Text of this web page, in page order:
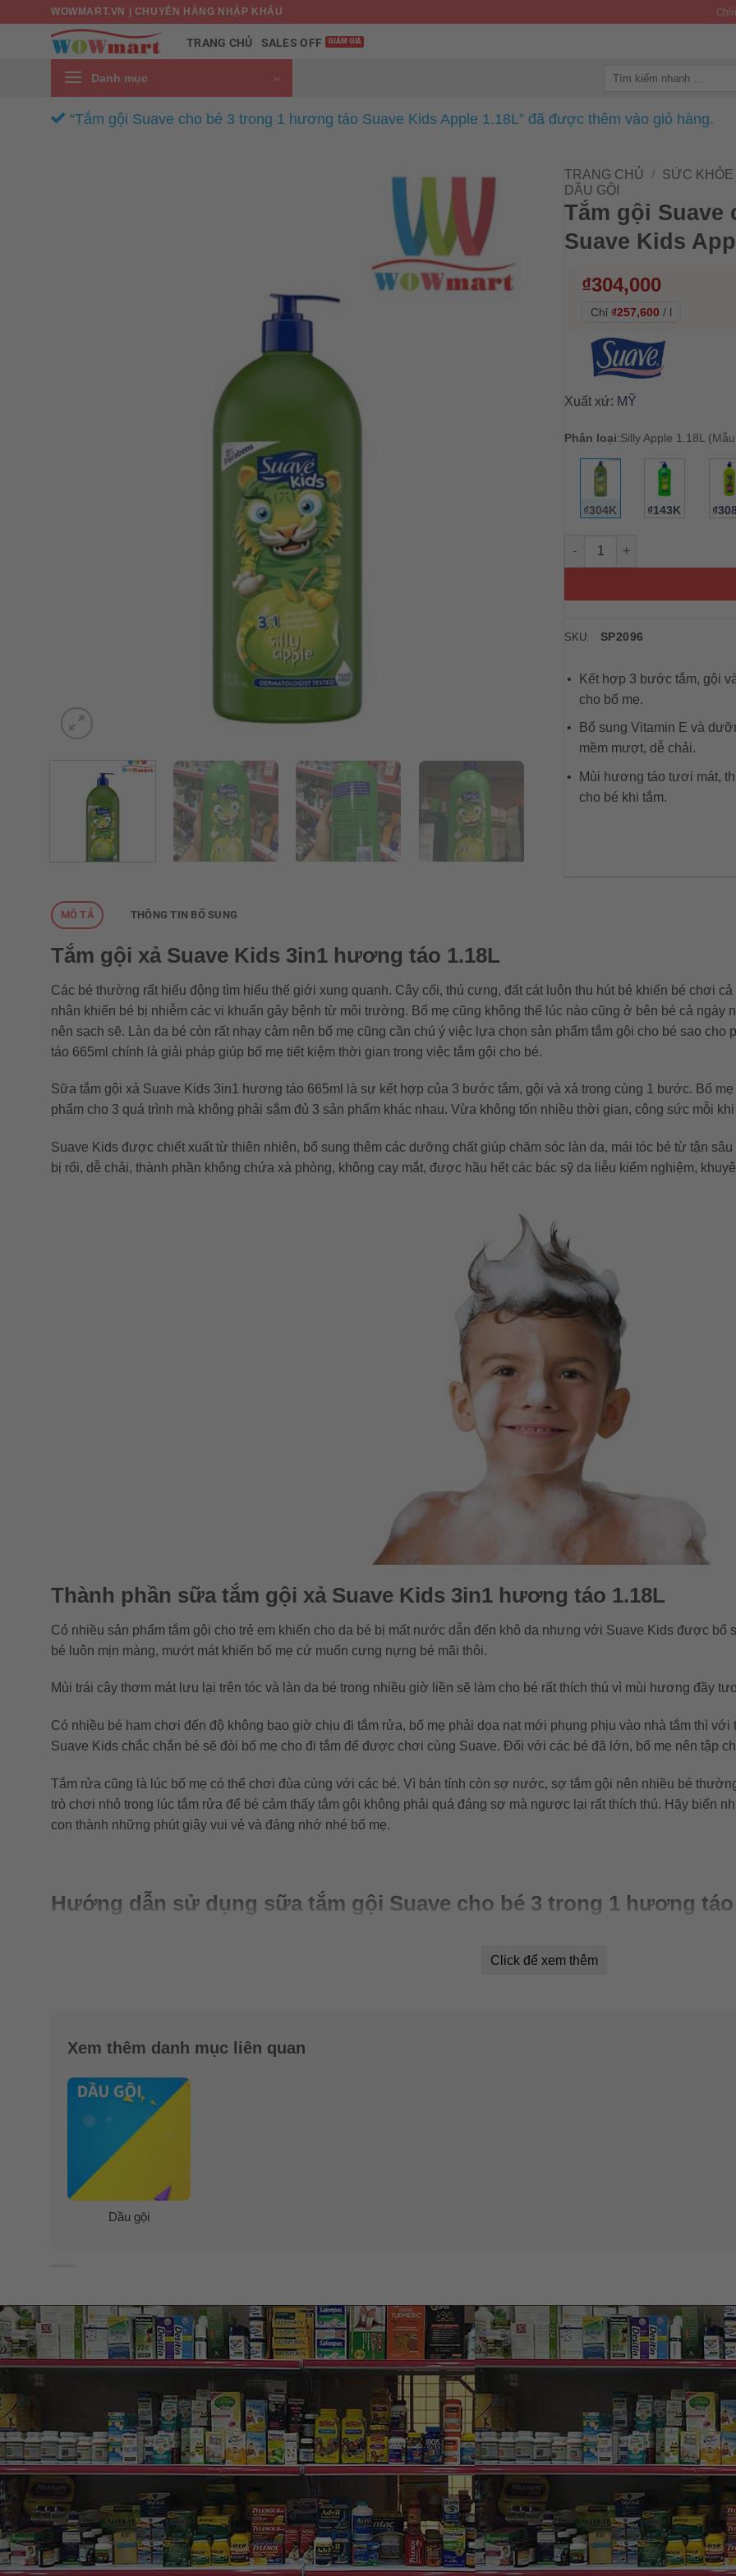
WOWMART.VN | CHUYÊN HÀNG NHẬP KHẨU
TRANG CHỦ SALES OFF
Danh mục
“Tắm gội Suave cho bé 3 trong 1 hương táo Suave Kids Apple 1.18L” đã được thêm vào giỏ hàng.
TRANG CHỦ / SỨC
DẦU GỘI
Tắm gội Suave
Suave Kids
₫304,000
Chỉ ₫257,600 / l
Xuất xứ: MỸ
Phân loại:Silly Apple 1.18L
₫304K ₫143K
Tắm gội Suave cho bé 3
SKU: SP2096
Kết hợp 3 bước tắm, gội
cho bố mẹ.
Bổ sung Vitamin E và
mềm mượt, dễ chải.
Mùi hương táo tươi mát,
cho bé khi tắm.
MÔ TẢ THÔNG TIN BỔ SUNG
Tắm gội xả Suave Kids 3in1 hương táo 1.18L
Các bé thường rất hiếu động tìm hiểu thế giới xung quanh. Cây cối, thú cưng, đất cát luôn thu hút bé khiến bé chơi
nhân khiến bé bị nhiễm các vi khuẩn gây bệnh từ môi trường. Bố mẹ cũng không thể lúc nào cũng ở bên bé cả ngày
nên sạch sẽ. Làn da bé còn rất nhạy cảm nên bố mẹ cũng cần chú ý việc lựa chọn sản phẩm tắm gội cho bé sao
táo 665ml chính là giải pháp giúp bố mẹ tiết kiệm thời gian trong việc tắm gội cho bé.
Sữa tắm gội xả Suave Kids 3in1 hương táo 665ml là sự kết hợp của 3 bước tắm, gội và xả trong cùng 1 bước. Bố
phẩm cho 3 quá trình mà không phải sắm đủ 3 sản phẩm khác nhau. Vừa không tốn nhiều thời gian, công sức mỗi khi
Suave Kids được chiết xuất từ thiên nhiên, bổ sung thêm các dưỡng chất giúp chăm sóc làn da, mái tóc bé từ tận sâu
bị rối, dễ chải, thành phần không chứa xà phòng, không cay mắt, được hầu hết các bác sỹ da liễu kiểm nghiệm,
Thành phần sữa tắm gội xả Suave Kids 3in1 hương táo 1.18L
Có nhiều sản phẩm tắm gội cho trẻ em khiến cho da bé bị mất nước dẫn đến khô da nhưng với Suave Kids được bổ
bé luôn mịn màng, mướt mát khiến bố mẹ cứ muốn cưng nựng bé mãi thôi.
Mùi trái cây thơm mát lưu lại trên tóc và làn da bé trong nhiều giờ liền sẽ làm cho bé rất thích thú vì mùi hương đầy
Có nhiều bé ham chơi đến độ không bao giờ chịu đi tắm rửa, bố mẹ phải dọa nạt mới phụng phịu vào nhà tắm thì với
Suave Kids chắc chắn bé sẽ đòi bố mẹ cho đi tắm để được chơi cùng Suave. Đối với các bé đã lớn, bố mẹ nên tập
Tắm rửa cũng là lúc bố mẹ có thể chơi đùa cùng với các bé. Vì bản tính còn sợ nước, sợ tắm gội nên nhiều bé
trò chơi nhỏ trong lúc tắm rửa để bé cảm thấy tắm gội không phải quá đáng sợ mà ngược lại rất thích thú. Hãy biến
con thành những phút giây vui vẻ và đáng nhớ nhé bố mẹ.
Hướng dẫn sử dụng sữa tắm gội Suave cho bé 3 trong 1 hương táo
Click để xem thêm
Xem thêm danh mục liên quan
Dầu gội